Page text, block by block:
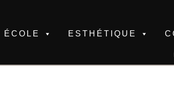
ÉCOLE ESTHÉTIQUE